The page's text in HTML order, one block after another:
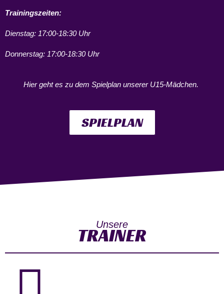
Trainingszeiten:
Dienstag: 17:00-18:30 Uhr
Donnerstag: 17:00-18:30 Uhr
Hier geht es zu dem Spielplan unserer U15-Mädchen.
SPIELPLAN
Unsere
TRAINER